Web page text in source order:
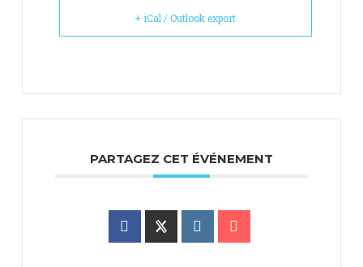
+ iCal / Outlook export
PARTAGEZ CET ÉVÉNEMENT